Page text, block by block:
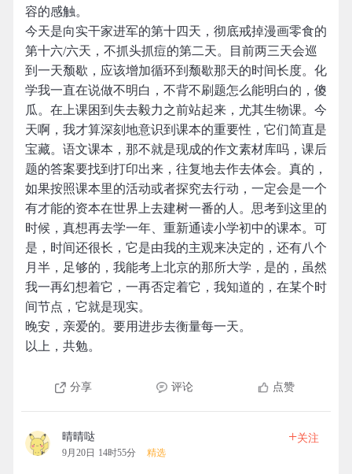
容的感触。
今天是向实干家进军的第十四天，彻底戒掉漫画零食的
第十六/六天，不抓头抓痘的第二天。目前两三天会巡
到一天颓歇，应该增加循环到颓歇那天的时间长度。化
学我一直在说做不明白，不背不刷题怎么能明白的，傻
瓜。在上课困到失去毅力之前站起来，尤其生物课。今
天啊，我才算深刻地意识到课本的重要性，它们简直是
宝藏。语文课本，那不就是现成的作文素材库吗，课后
题的答案要找到打印出来，往复地去作去体会。真的，
如果按照课本里的活动或者探究去行动，一定会是一个
有才能的资本在世界上去建树一番的人。思考到这里的
时候，真想再去学一年、重新通读小学初中的课本。可
是，时间还很长，它是由我的主观来决定的，还有八个
月半，足够的，我能考上北京的那所大学，是的，虽然
我一再幻想着它，一再否定着它，我知道的，在某个时
间节点，它就是现实。
晚安，亲爱的。要用进步去衡量每一天。
以上，共勉。
分享 评论 点赞
晴晴哒
9月20日 14时55分 精选
+关注